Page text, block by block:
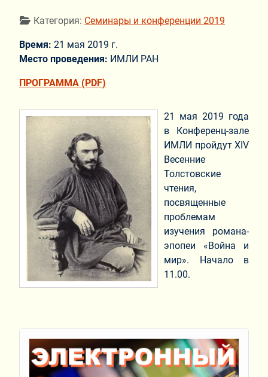
Информация о материале
Категория: Семинары и конференции 2019
Время: 21 мая 2019 г.
Место проведения: ИМЛИ РАН
ПРОГРАММА (PDF)
21 мая 2019 года
в Конференц-зале
ИМЛИ пройдут XIV
Весенние
Толстовские
чтения,
посвященные
проблемам
изучения романа-
эпопеи «Война и
мир». Начало в
11.00.